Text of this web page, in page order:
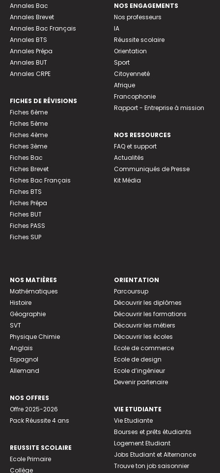
Annales Bac
Annales Brevet
Annales Bac Français
Annales BTS
Annales Prépa
Annales BUT
Annales CRPE
FICHES DE RÉVISIONS
Fiches 6ème
Fiches 5ème
Fiches 4ème
Fiches 3ème
Fiches Bac
Fiches Brevet
Fiches Bac Français
Fiches BTS
Fiches Prépa
Fiches BUT
Fiches PASS
Fiches SUP
NOS ENGAGEMENTS
Nos professeurs
IA
Réussite scolaire
Orientation
Sport
Citoyenneté
Afrique
Francophonie
Rapport - Entreprise à mission
NOS RESSOURCES
FAQ et support
Actualités
Communiqués de Presse
Kit Média
NOS MATIÈRES
Mathématiques
Histoire
Géographie
SVT
Physique Chimie
Anglais
Espagnol
Allemand
NOS OFFRES
Offre 2025-2026
Pack Réussite 4 ans
REUSSITE SCOLAIRE
Ecole Primaire
Collège
ORIENTATION
Parcoursup
Découvrir les diplômes
Découvrir les formations
Découvrir les métiers
Découvrir les écoles
Ecole de commerce
Ecole de design
Ecole d’ingénieur
Devenir partenaire
VIE ETUDIANTE
Vie Etudiante
Bourses et prêts étudiants
Logement Etudiant
Jobs Etudiant et Alternance
Trouve ton job saisonnier